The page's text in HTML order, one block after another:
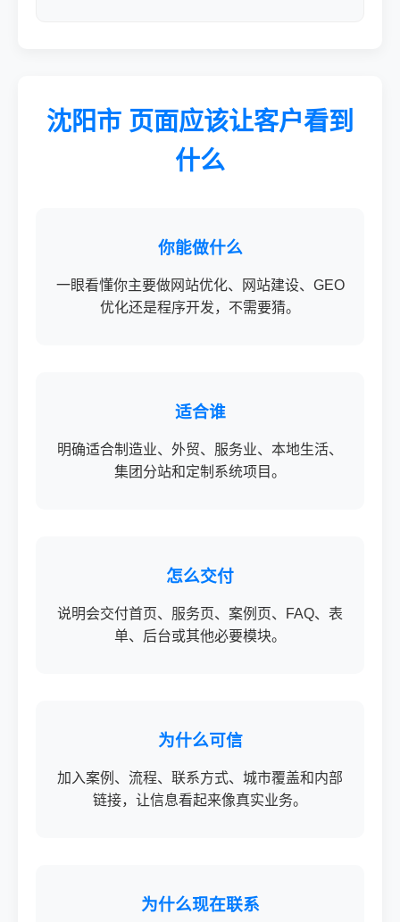
沈阳市 页面应该让客户看到
什么
你能做什么
一眼看懂你主要做网站优化、网站建设、GEO
优化还是程序开发，不需要猜。
适合谁
明确适合制造业、外贸、服务业、本地生活、
集团分站和定制系统项目。
怎么交付
说明会交付首页、服务页、案例页、FAQ、表
单、后台或其他必要模块。
为什么可信
加入案例、流程、联系方式、城市覆盖和内部
链接，让信息看起来像真实业务。
为什么现在联系